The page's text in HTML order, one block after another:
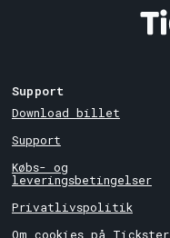
Support
Download billet
Support
Købs- og
leveringsbetingelser
Privatlivspolitik
Om cookies på Tickster